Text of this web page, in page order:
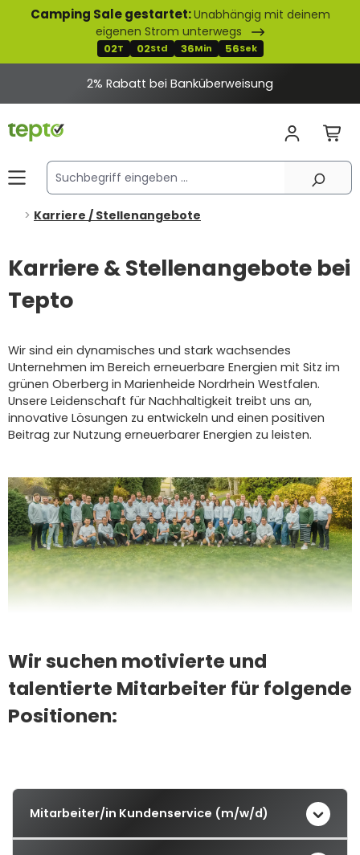
springen
Camping Sale gestartet:Unabhängig mit deinem
eigenen Strom unterwegs
02T 02Std 36Min 55Sek
2% Rabatt bei Banküberweisung
Karriere / Stellenangebote
Karriere & Stellenangebote bei
Tepto
Wir sind ein dynamisches und stark wachsendes
Unternehmen im Bereich erneuerbare Energien mit Sitz im
grünen Oberberg in Marienheide Nordrhein Westfalen.
Unsere Leidenschaft für Nachhaltigkeit treibt uns an,
innovative Lösungen zu entwickeln und einen positiven
Beitrag zur Nutzung erneuerbarer Energien zu leisten.
Wir suchen motivierte und
talentierte Mitarbeiter für folgende
Positionen:
Mitarbeiter/in Kundenservice (m/w/d)